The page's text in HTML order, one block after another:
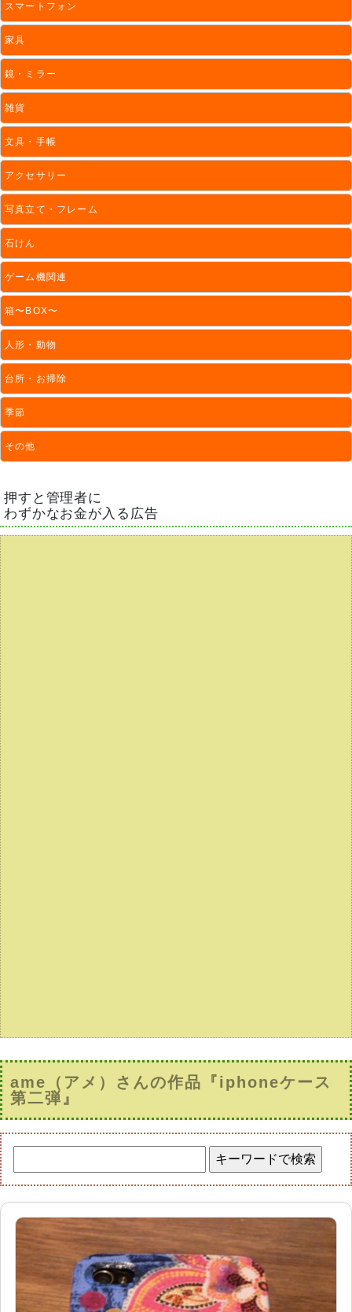
スマートフォン
家具
鏡・ミラー
雑貨
文具・手帳
アクセサリー
写真立て・フレーム
石けん
ゲーム機関連
箱〜BOX〜
人形・動物
台所・お掃除
季節
その他
押すと管理者に
わずかなお金が入る広告
ame（アメ）さんの作品『iphoneケース
第二弾』